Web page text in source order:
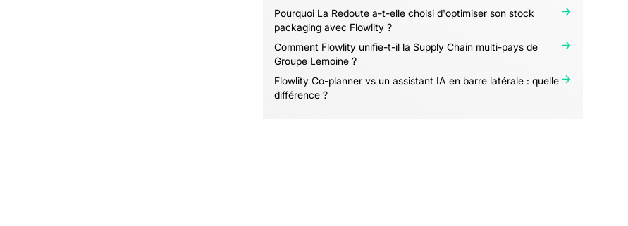
Pourquoi La Redoute a-t-elle choisi d'optimiser son stock
packaging avec Flowlity ?
Comment Flowlity unifie-t-il la Supply Chain multi-pays de
Groupe Lemoine ?
Flowlity Co-planner vs un assistant IA en barre latérale : quelle
différence ?